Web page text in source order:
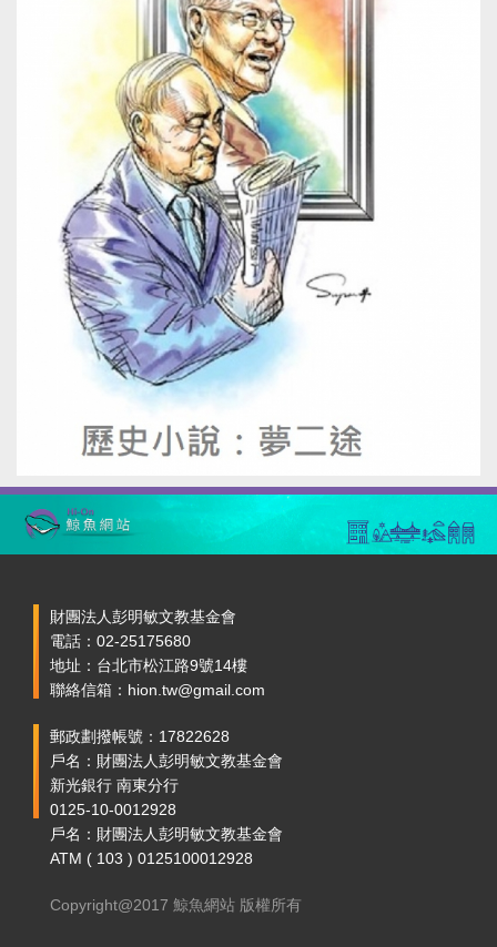
財團法人彭明敏文教基金會
電話：02-25175680
地址：台北市松江路9號14樓
聯絡信箱：hion.tw@gmail.com
郵政劃撥帳號：17822628
戶名：財團法人彭明敏文教基金會
新光銀行 南東分行
0125-10-0012928
戶名：財團法人彭明敏文教基金會
ATM ( 103 ) 0125100012928
Copyright@2017 鯨魚網站 版權所有